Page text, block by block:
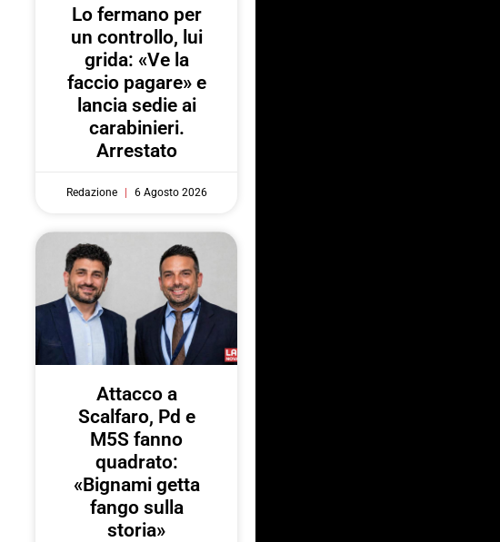
Lo fermano per
un controllo, lui
grida: «Ve la
faccio pagare» e
lancia sedie ai
carabinieri.
Arrestato
Redazione 6 Agosto 2026
Attacco a
Scalfaro, Pd e
M5S fanno
quadrato:
«Bignami getta
fango sulla
storia»